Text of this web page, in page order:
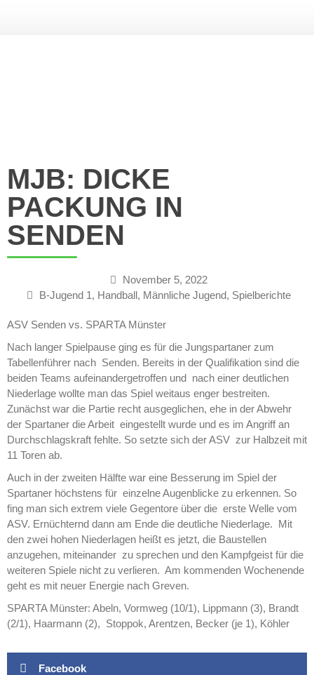
Sponsoren
Herren
3. Herren
Damen
1. Damen
3. Damen
4. Damen
Männliche A/B-Jugend
Männliche C-Jugend
Männliche D-Jugend
Männliche E-Jugend
Weibliche Jugend
Weibliche E-Jugend
Minis
Minis & Super Minis
MJB: DICKE
PACKUNG IN
SENDEN
November 5, 2022
B-Jugend 1, Handball, Männliche Jugend, Spielberichte
ASV Senden vs. SPARTA Münster
Nach langer Spielpause ging es für die Jungspartaner zum
Tabellenführer nach Senden. Bereits in der Qualifikation sind die
beiden Teams aufeinandergetroffen und nach einer deutlichen
Niederlage wollte man das Spiel weitaus enger bestreiten.
Zunächst war die Partie recht ausgeglichen, ehe in der Abwehr
der Spartaner die Arbeit eingestellt wurde und es im Angriff an
Durchschlagskraft fehlte. So setzte sich der ASV zur Halbzeit mit
11 Toren ab.
Auch in der zweiten Hälfte war eine Besserung im Spiel der
Spartaner höchstens für einzelne Augenblicke zu erkennen. So
fing man sich extrem viele Gegentore über die erste Welle vom
ASV. Ernüchternd dann am Ende die deutliche Niederlage. Mit
den zwei hohen Niederlagen heißt es jetzt, die Baustellen
anzugehen, miteinander zu sprechen und den Kampfgeist für die
weiteren Spiele nicht zu verlieren. Am kommenden Wochenende
geht es mit neuer Energie nach Greven.
SPARTA Münster: Abeln, Vormweg (10/1), Lippmann (3), Brandt
(2/1), Haarmann (2), Stoppok, Arentzen, Becker (je 1), Köhler
Facebook